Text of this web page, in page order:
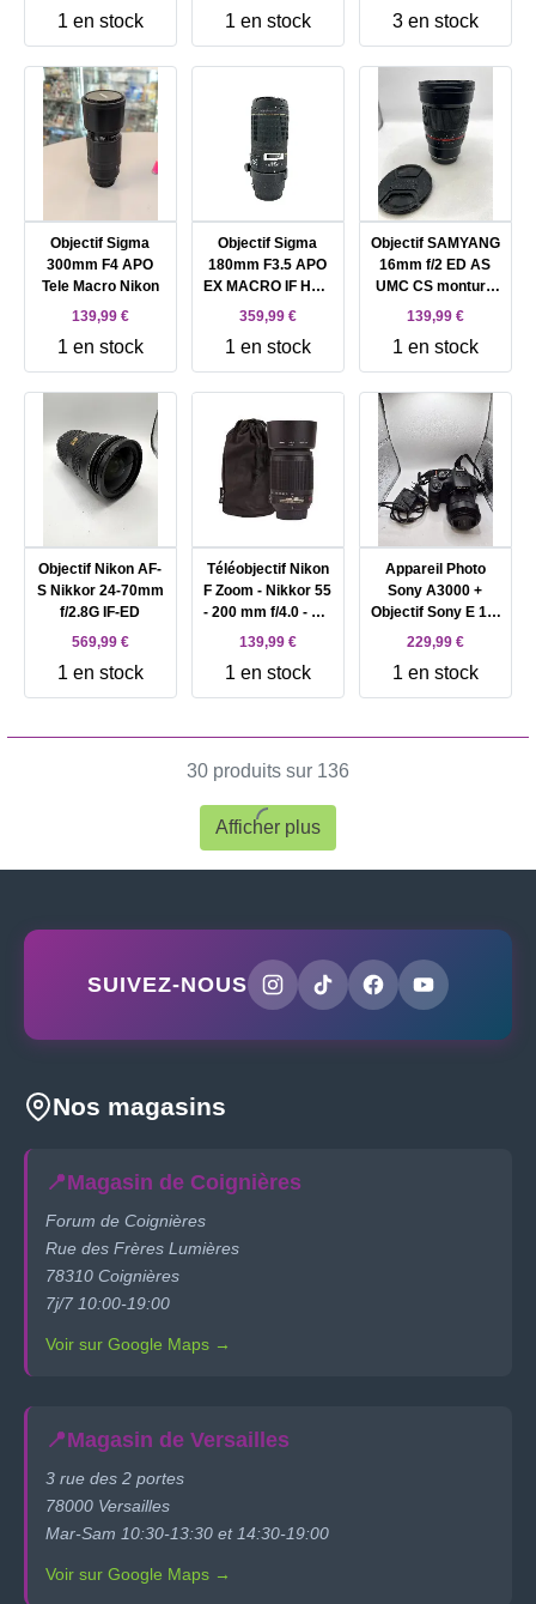
1 en stock 1 en stock 3 en stock
Objectif Sigma
300mm F4 APO
Tele Macro Nikon
139,99 €
1 en stock
Objectif Sigma
180mm F3.5 APO
EX MACRO IF HSM
pour monture
359,99 €
1 en stock
Objectif SAMYANG
16mm f/2 ED AS
UMC CS monture
Sony
139,99 €
1 en stock
Objectif Nikon AF-
S Nikkor 24-70mm
f/2.8G IF-ED
569,99 €
1 en stock
Téléobjectif Nikon
F Zoom - Nikkor 55
- 200 mm f/4.0 - 5.6
G ED - IF AF - S DX
D1, D100, D1H,
D1X, D2H, D2HS,
D70; F 100, 5 50, 6,
65, 75, 80, 801
139,99 €
1 en stock
Appareil Photo
Sony A3000 +
Objectif Sony E 18-
55mm f/3.5-5.6
229,99 €
1 en stock
30 produits sur 136
Afficher plus
SUIVEZ-NOUS
Nos magasins
📍Magasin de Coignières
Forum de Coignières
Rue des Frères Lumières
78310 Coignières
7j/7 10:00-19:00
Voir sur Google Maps →
📍Magasin de Versailles
3 rue des 2 portes
78000 Versailles
Mar-Sam 10:30-13:30 et 14:30-19:00
Voir sur Google Maps →